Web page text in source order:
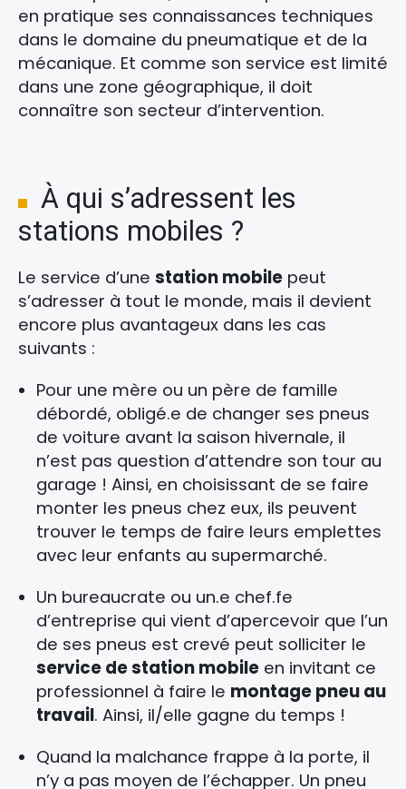
en pratique ses connaissances techniques
dans le domaine du pneumatique et de la
mécanique. Et comme son service est limité
dans une zone géographique, il doit
connaître son secteur d’intervention.
À qui s’adressent les
stations mobiles ?
Le service d’une station mobile peut
s’adresser à tout le monde, mais il devient
encore plus avantageux dans les cas
suivants :
Pour une mère ou un père de famille
débordé, obligé.e de changer ses pneus
de voiture avant la saison hivernale, il
n’est pas question d’attendre son tour au
garage ! Ainsi, en choisissant de se faire
monter les pneus chez eux, ils peuvent
trouver le temps de faire leurs emplettes
avec leur enfants au supermarché.
Un bureaucrate ou un.e chef.fe
d’entreprise qui vient d’apercevoir que l’un
de ses pneus est crevé peut solliciter le
service de station mobile en invitant ce
professionnel à faire le montage pneu au
travail. Ainsi, il/elle gagne du temps !
Quand la malchance frappe à la porte, il
n’y a pas moyen de l’échapper. Un pneu